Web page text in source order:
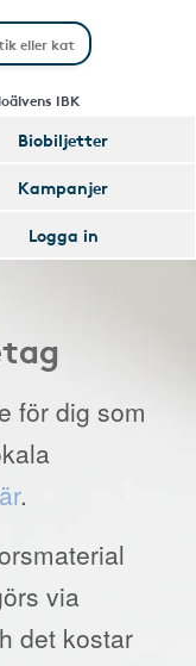
IBK
Biobiljetter
Kampanjer
Logga in
för dig som
.
via
det kostar